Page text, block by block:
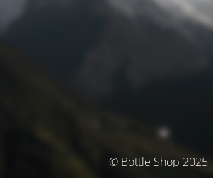
© Bottle Shop 2025